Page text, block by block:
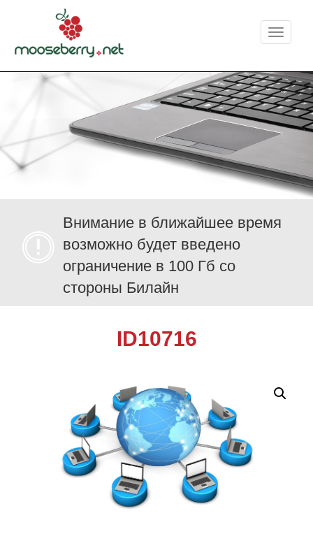
Меню
Внимание в ближайшее время
возможно будет введено
ограничение в 100 Гб со
стороны Билайн
ID10716